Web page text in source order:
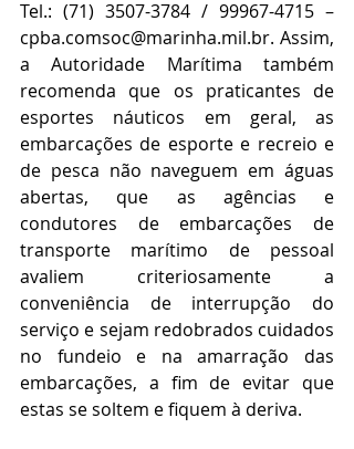
Tel.: (71) 3507-3784 / 99967-4715 –
cpba.comsoc@marinha.mil.br. Assim,
a Autoridade Marítima também
recomenda que os praticantes de
esportes náuticos em geral, as
embarcações de esporte e recreio e
de pesca não naveguem em águas
abertas, que as agências e
condutores de embarcações de
transporte marítimo de pessoal
avaliem criteriosamente a
conveniência de interrupção do
serviço e sejam redobrados cuidados
no fundeio e na amarração das
embarcações, a fim de evitar que
estas se soltem e fiquem à deriva.